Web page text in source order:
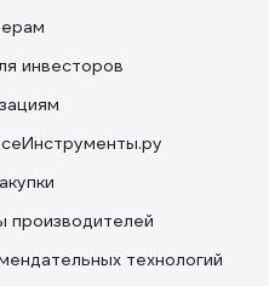
инвесторов
производителей
технологий